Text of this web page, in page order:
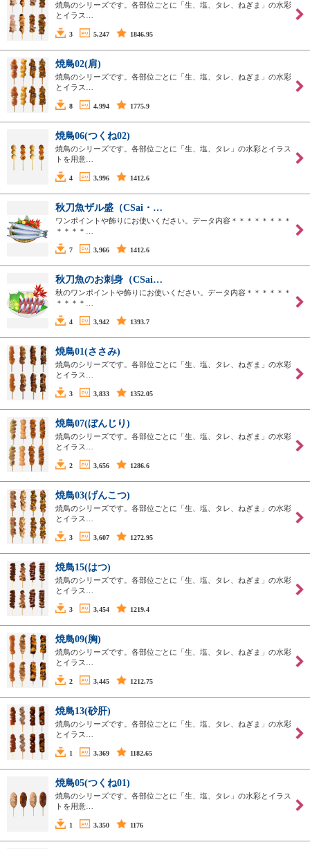
焼鳥のシリーズです。各部位ごとに「生、塩、タレ、ねぎま」の水彩
とイラス…
3 5,247 1846.95
焼鳥02(肩)
焼鳥のシリーズです。各部位ごとに「生、塩、タレ、ねぎま」の水彩
とイラス…
8 4,994 1775.9
焼鳥06(つくね02)
焼鳥のシリーズです。各部位ごとに「生、塩、タレ」の水彩とイラス
トを用意…
4 3,996 1412.6
秋刀魚ザル盛（CSai・…
ワンポイントや飾りにお使いください。データ内容＊＊＊＊＊＊＊＊
＊＊＊＊…
7 3,966 1412.6
秋刀魚のお刺身（CSai…
秋のワンポイントや飾りにお使いください。データ内容＊＊＊＊＊＊
＊＊＊＊…
4 3,942 1393.7
焼鳥01(ささみ)
焼鳥のシリーズです。各部位ごとに「生、塩、タレ、ねぎま」の水彩
とイラス…
3 3,833 1352.05
焼鳥07(ぼんじり)
焼鳥のシリーズです。各部位ごとに「生、塩、タレ、ねぎま」の水彩
とイラス…
2 3,656 1286.6
焼鳥03(げんこつ)
焼鳥のシリーズです。各部位ごとに「生、塩、タレ、ねぎま」の水彩
とイラス…
3 3,607 1272.95
焼鳥15(はつ)
焼鳥のシリーズです。各部位ごとに「生、塩、タレ、ねぎま」の水彩
とイラス…
3 3,454 1219.4
焼鳥09(胸)
焼鳥のシリーズです。各部位ごとに「生、塩、タレ、ねぎま」の水彩
とイラス…
2 3,445 1212.75
焼鳥13(砂肝)
焼鳥のシリーズです。各部位ごとに「生、塩、タレ、ねぎま」の水彩
とイラス…
1 3,369 1182.65
焼鳥05(つくね01)
焼鳥のシリーズです。各部位ごとに「生、塩、タレ」の水彩とイラス
トを用意…
1 3,350 1176